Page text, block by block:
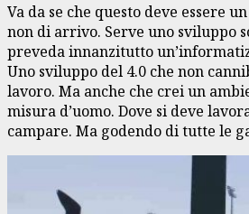
Va da se che questo deve essere
non di arrivo. Serve uno sviluppo
preveda innanzitutto
Uno sviluppo del 4.0 che non
lavoro. Ma anche che crei un
misura d’uomo. Dove si deve
campare. Ma godendo di tutte le